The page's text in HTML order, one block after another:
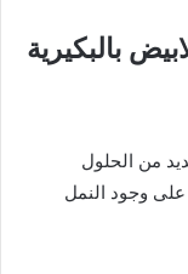
بالبكيرية
من الحلول
على وجود النمل